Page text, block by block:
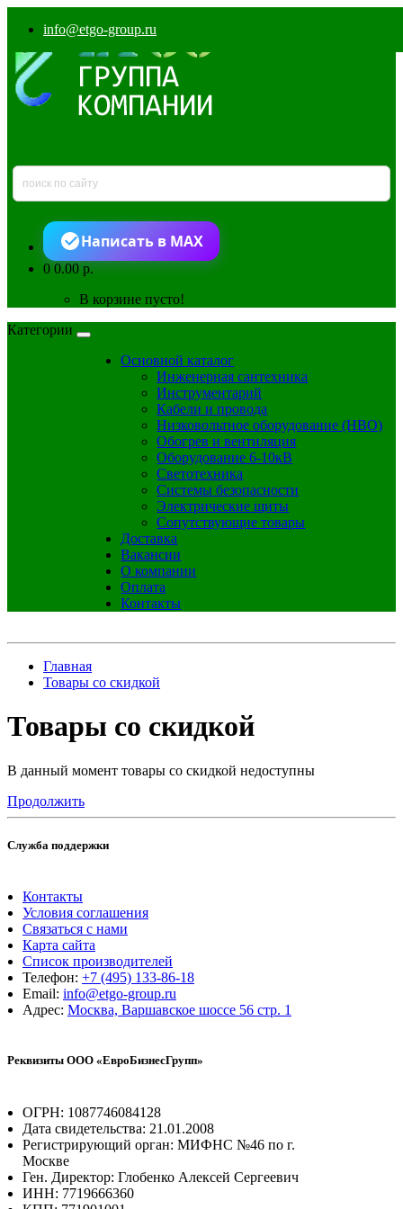
info@etgo-group.ru
Написать в MAX
00.00 р.
В корзине пусто!
Категории
Основной каталог
Инженерная сантехника
Инструментарий
Кабели и провода
Низковольтное оборудование (НВО)
Обогрев и вентиляция
Оборудование 6-10кВ
Светотехника
Системы безопасности
Электрические щиты
Сопутствующие товары
Доставка
Вакансии
О компании
Оплата
Контакты
Главная
Товары со скидкой
Товары со скидкой
В данный момент товары со скидкой недоступны
Продолжить
Служба поддержки
Контакты
Условия соглашения
Связаться с нами
Карта сайта
Список производителей
Телефон: +7 (495) 133-86-18
Email: info@etgo-group.ru
Адрес: Москва, Варшавское шоссе 56 стр. 1
Реквизиты ООО «ЕвроБизнесГрупп»
ОГРН: 1087746084128
Дата свидетельства: 21.01.2008
Регистрирующий орган: МИФНС №46 по г.
Москве
Ген. Директор: Глобенко Алексей Сергеевич
ИНН: 7719666360